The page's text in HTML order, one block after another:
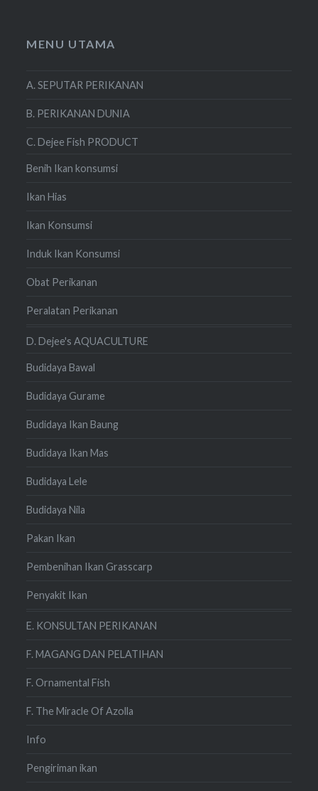
MENU UTAMA
A. SEPUTAR PERIKANAN
B. PERIKANAN DUNIA
C. Dejee Fish PRODUCT
Benih Ikan konsumsi
Ikan Hias
Ikan Konsumsi
Induk Ikan Konsumsi
Obat Perikanan
Peralatan Perikanan
D. Dejee's AQUACULTURE
Budidaya Bawal
Budidaya Gurame
Budidaya Ikan Baung
Budidaya Ikan Mas
Budidaya Lele
Budidaya Nila
Pakan Ikan
Pembenihan Ikan Grasscarp
Penyakit Ikan
E. KONSULTAN PERIKANAN
F. MAGANG DAN PELATIHAN
F. Ornamental Fish
F. The Miracle Of Azolla
Info
Pengiriman ikan